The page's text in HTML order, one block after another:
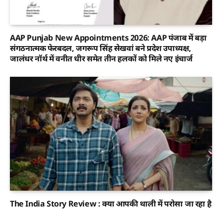
AAP Punjab New Appointments 2026: AAP पंजाब में बड़ा
संगठनात्मक फेरबदल, जगरूप सिंह सेखवां बने प्रदेश उपाध्यक्ष,
जालंधर नॉर्थ में वनीत धीर समेत तीन हलकों को मिले नए इंचार्ज
The India Story Review : क्या आपकी थाली में परोसा जा रहा है